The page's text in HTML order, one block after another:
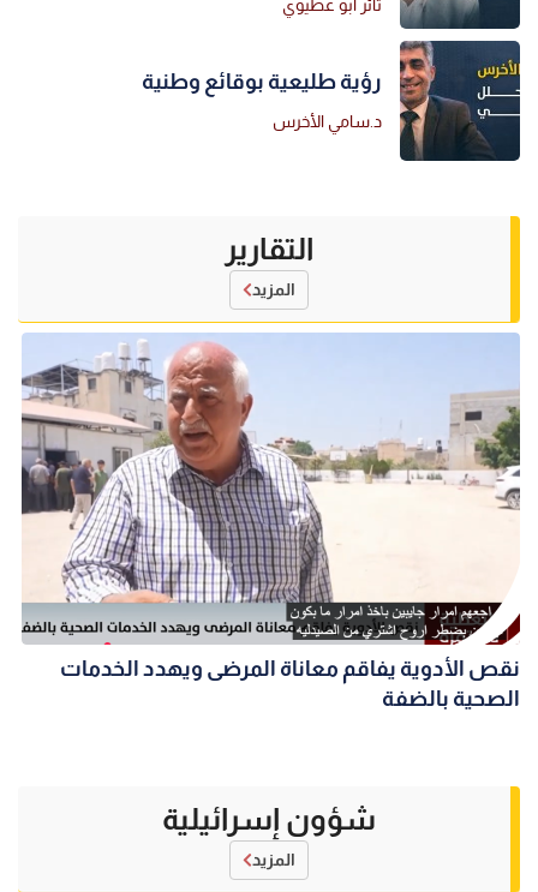
ثائر أبو عطيوي
رؤية طليعية بوقائع وطنية
د.سامي الأخرس
التقارير
المزيد
نقص الأدوية يفاقم معاناة المرضى ويهدد الخدمات
الصحية بالضفة
شؤون إسرائيلية
المزيد